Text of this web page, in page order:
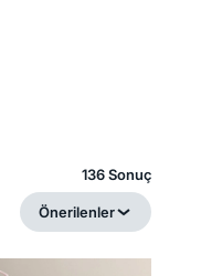
136 Sonuç
Önerilenler